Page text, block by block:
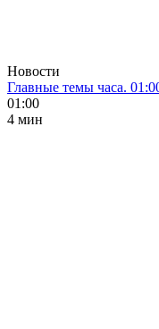
Новости
Главные темы часа.
01:00
4 мин